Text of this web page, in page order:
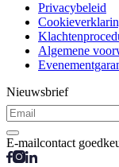
Privacybeleid
Algemene
Nieuwsbrief
E-mailcontact